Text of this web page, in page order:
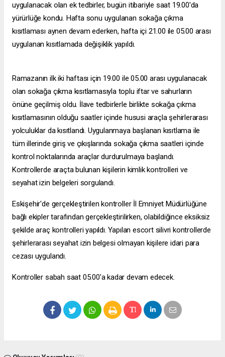
uygulanacak olan ek tedbirler, bugün itibariyle saat 19.00'da
yürürlüğe kondu. Hafta sonu uygulanan sokağa çıkma
kısıtlaması aynen devam ederken, hafta içi 21.00 ile 05.00 arası
uygulanan kısıtlamada değişiklik yapıldı.
Ramazanın ilk iki haftası için 19.00 ile 05.00 arası uygulanacak
olan sokağa çıkma kısıtlamasıyla toplu iftar ve sahurların
önüne geçilmiş oldu. İlave tedbirlerle birlikte sokağa çıkma
kısıtlamasının olduğu saatler içinde hususi araçla şehirlerarası
yolculuklar da kısıtlandı. Uygulanmaya başlanan kısıtlama ile
tüm illerinde giriş ve çıkışlarında sokağa çıkma saatleri içinde
kontrol noktalarında araçlar durdurulmaya başlandı.
Kontrollerde araçta bulunan kişilerin kimlik kontrolleri ve
seyahat izin belgeleri sorgulandı.
Eskişehir'de gerçekleştirilen kontroller İl Emniyet Müdürlüğüne
bağlı ekipler tarafından gerçekleştirilirken, olabildiğince eksiksiz
şekilde araç kontrolleri yapıldı. Yapılan escort silivri kontrollerde
şehirlerarası seyahat izin belgesi olmayan kişilere idari para
cezası uygulandı.
Kontroller sabah saat 05.00'a kadar devam edecek.